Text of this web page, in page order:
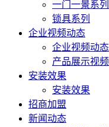
一门一景系列
锁具系列
企业视频动态
企业视频动态
产品展示视频
安装效果
安装效果
招商加盟
新闻动态